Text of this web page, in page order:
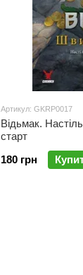
Артикул: GKRP0017
Відьмак.
старт
180 грн